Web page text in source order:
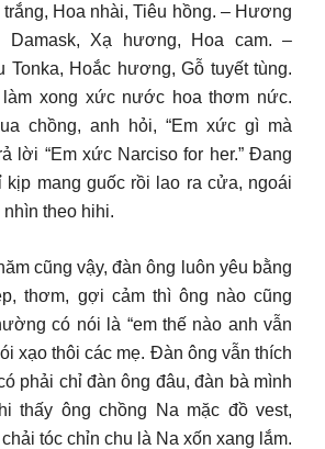
Hoa nhài, Tiêu hồng. – Hương
Damask, Xạ hương, Hoa cam. –
Tonka, Hoắc hương, Gỗ tuyết tùng.
xong xức nước hoa thơm nức.
chồng, anh hỏi, “Em xức gì mà
lời “Em xức Narciso for her.” Đang
kịp mang guốc rồi lao ra cửa, ngoái
nhìn theo hihi.
cũng vậy, đàn ông luôn yêu bằng
thơm, gợi cảm thì ông nào cũng
có nói là “em thế nào anh vẫn
xạo thôi các mẹ. Đàn ông vẫn thích
phải chỉ đàn ông đâu, đàn bà mình
thấy ông chồng Na mặc đồ vest,
tóc chỉn chu là Na xốn xang lắm.